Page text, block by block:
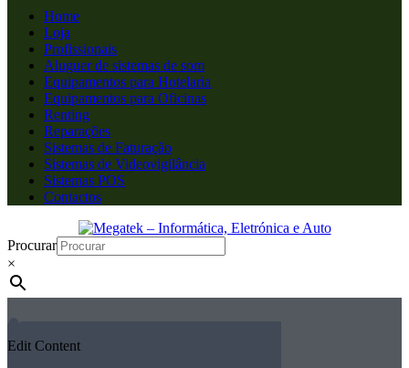
Home
Loja
Profissionais
Aluguer de sistemas de som
Equipamentos para Hotelaria
Equipamentos para Oficinas
Renting
Reparações
Sistemas de Faturação
Sistemas de Videovigilância
Sistemas POS
Contactos
Procurar
×
Edit Content